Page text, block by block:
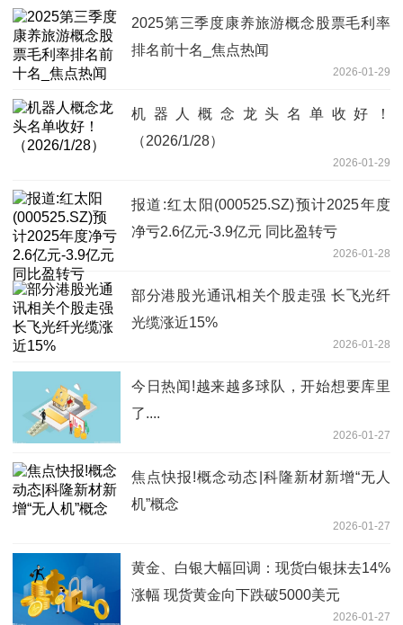
2025第三季度康养旅游概念股票毛利率
排名前十名_焦点热闻
2026-01-29
机器人概念龙头名单收好！
（2026/1/28）
2026-01-29
报道:红太阳(000525.SZ)预计2025年度
净亏2.6亿元-3.9亿元 同比盈转亏
2026-01-28
部分港股光通讯相关个股走强 长飞光纤
光缆涨近15%
2026-01-28
今日热闻!越来越多球队，开始想要库里
了....
2026-01-27
焦点快报!概念动态|科隆新材新增“无人
机”概念
2026-01-27
黄金、白银大幅回调：现货白银抹去14%
涨幅 现货黄金向下跌破5000美元
2026-01-27